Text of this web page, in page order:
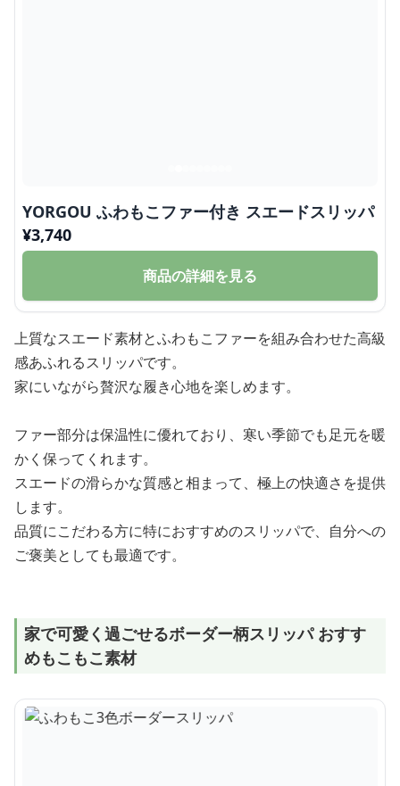
YORGOU ふわもこファー付き スエードスリッパ
¥3,740
商品の詳細を見る
上質なスエード素材とふわもこファーを組み合わせた高級
感あふれるスリッパです。
家にいながら贅沢な履き心地を楽しめます。
ファー部分は保温性に優れており、寒い季節でも足元を暖
かく保ってくれます。
スエードの滑らかな質感と相まって、極上の快適さを提供
します。
品質にこだわる方に特におすすめのスリッパで、自分への
ご褒美としても最適です。
家で可愛く過ごせるボーダー柄スリッパ おすす
めもこもこ素材